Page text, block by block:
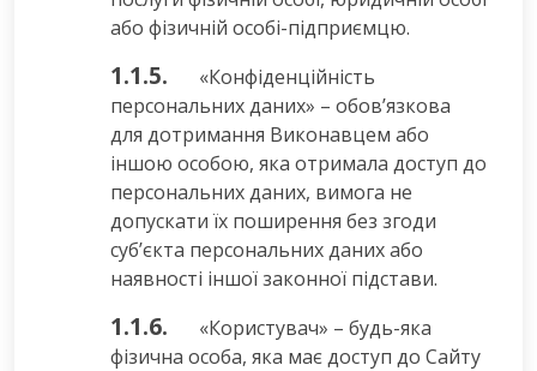
або фізичній особі-підприємцю.
1.1.5.
«Конфіденційність
персональних даних» – обов’язкова
для дотримання Виконавцем або
іншою особою, яка отримала доступ до
персональних даних, вимога не
допускати їх поширення без згоди
суб’єкта персональних даних або
наявності іншої законної підстави.
1.1.6.
«Користувач» – будь-яка
фізична особа, яка має доступ до Сайту